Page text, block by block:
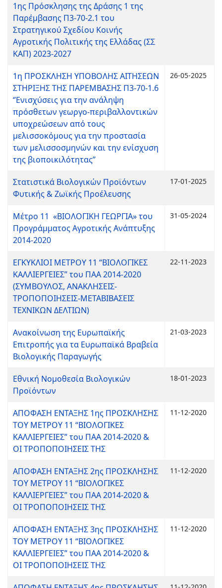
1ης Πρόσκλησης της Δράσης 1 της
Παρέμβασης Π3-70-2.1 του
Στρατηγικού Σχεδίου Κοινής
Αγροτικής Πολιτικής της Ελλάδας (ΣΣ
ΚΑΠ) 2023-2027
1η ΠΡΟΣΚΛΗΣΗ ΥΠΟΒΟΛΗΣ ΑΙΤΗΣΕΩΝ
ΣΤΗΡΙΞΗΣ ΤΗΣ ΠΑΡΕΜΒΑΣΗΣ Π3-70-1.6
‘’Ενισχύσεις για την ανάληψη
πρόσθετων γεωργο-περιβαλλοντικών
υποχρεώσεων από τους
μελισσοκόμους για την προστασία
των μελισσοσμηνών και την ενίσχυση
της βιοποικιλότητας’’
26-05-2025
Στατιστικά Βιολογικών Προϊόντων
Φυτικής & Ζωϊκής Προέλευσης
17-01-2025
Μέτρο 11 «ΒΙΟΛΟΓΙΚΗ ΓΕΩΡΓΙΑ» του
Προγράμματος Αγροτικής Ανάπτυξης
2014-2020
31-05-2024
ΕΓΚΥΚΛΙΟΙ ΜΕΤΡΟΥ 11 “ΒΙΟΛΟΓΙΚΕΣ
ΚΑΛΛΙΕΡΓΕΙΕΣ” του ΠΑΑ 2014-2020
(ΣΥΜΒΟΥΛΟΣ, ΑΝΑΚΛΗΣΕΙΣ-
ΤΡΟΠΟΠΟΙΗΣΕΙΣ-ΜΕΤΑΒΙΒΑΣΕΙΣ
ΤΕΧΝΙΚΩΝ ΔΕΛΤΙΩΝ)
22-11-2023
Ανακοίνωση της Ευρωπαϊκής
Επιτροπής για τα Ευρωπαϊκά Βραβεία
Βιολογικής Παραγωγής
21-03-2023
Εθνική Νομοθεσία Βιολογικών
Προϊόντων
18-01-2023
ΑΠΟΦΑΣH ΕΝΤΑΞΗΣ 1ης ΠΡΟΣΚΛΗΣΗΣ
ΤΟΥ ΜΕΤΡΟΥ 11 “ΒΙΟΛΟΓΙΚΕΣ
ΚΑΛΛΙΕΡΓΕΙΕΣ” του ΠΑΑ 2014-2020 &
ΟΙ ΤΡΟΠΟΠΟΙΗΣΕΙΣ ΤΗΣ
11-12-2020
ΑΠΟΦΑΣΗ ΕΝΤΑΞΗΣ 2ης ΠΡΟΣΚΛΗΣΗΣ
ΤΟΥ ΜΕΤΡΟΥ 11 “ΒΙΟΛΟΓΙΚΕΣ
ΚΑΛΛΙΕΡΓΕΙΕΣ” του ΠΑΑ 2014-2020 &
ΟΙ ΤΡΟΠΟΠΟΙΗΣΕΙΣ ΤΗΣ
11-12-2020
ΑΠΟΦΑΣΗ ΕΝΤΑΞΗΣ 3ης ΠΡΟΣΚΛΗΣΗΣ
ΤΟΥ ΜΕΤΡΟΥ 11 “ΒΙΟΛΟΓΙΚΕΣ
ΚΑΛΛΙΕΡΓΕΙΕΣ” του ΠΑΑ 2014-2020 &
ΟΙ ΤΡΟΠΟΠΟΙΗΣΕΙΣ ΤΗΣ
11-12-2020